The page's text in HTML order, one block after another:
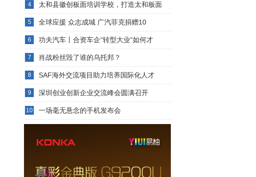
4 太和县徽创板面培训学校，打造太和板面
5 全球应援 众志成城 广汽菲克捐赠10
6 功夫汽车丨合资车企“转型大业”如何才
7 肖战粉丝毁了谁的乌托邦？
8 SAF海外交流项目助力培养国际化人才
9 深圳创业创新企业交流峰会圆满召开
10 一场毫无悬念的手机发布会